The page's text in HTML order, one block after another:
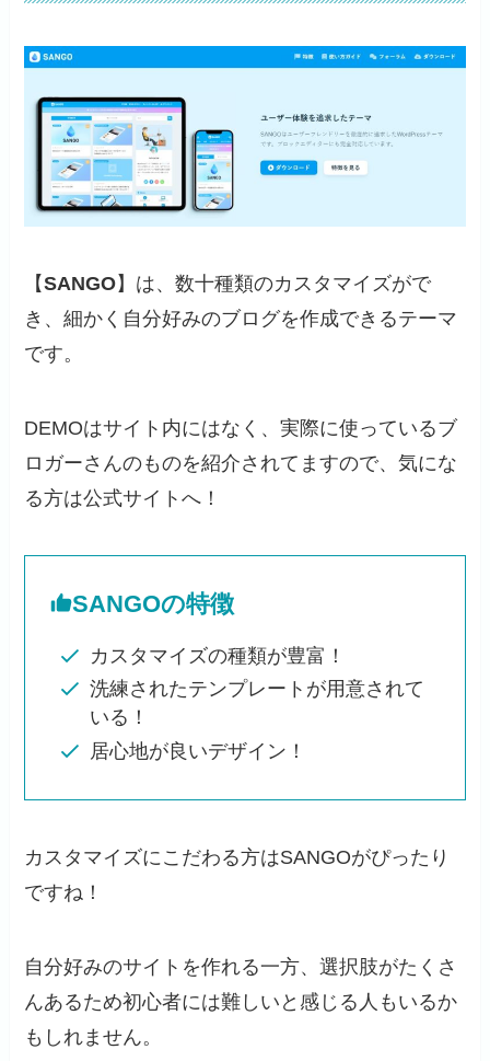
【SANGO】は、数十種類のカスタマイズがで
き、細かく自分好みのブログを作成できるテーマ
です。
DEMOはサイト内にはなく、実際に使っているブ
ロガーさんのものを紹介されてますので、気にな
る方は公式サイトへ！
SANGOの特徴
カスタマイズの種類が豊富！
洗練されたテンプレートが用意されて
いる！
居心地が良いデザイン！
カスタマイズにこだわる方はSANGOがぴったり
ですね！
自分好みのサイトを作れる一方、選択肢がたくさ
んあるため初心者には難しいと感じる人もいるか
もしれません。